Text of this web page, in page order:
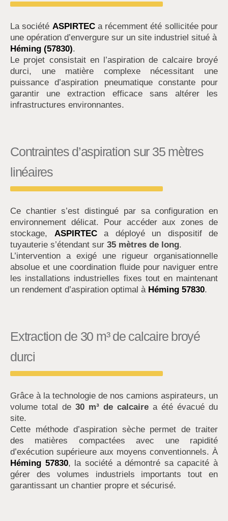
La société ASPIRTECa récemment été sollicitée pour
une opération d’envergure sur un site industriel situé à
Héming (57830).
Le projet consistait en l’aspiration de calcaire broyé
durci, une matière complexe nécessitant une
puissance d’aspiration pneumatique constante pour
garantir une extraction efficace sans altérer les
infrastructures environnantes.
Contraintes d’aspiration sur 35 mètres
linéaires
Ce chantier s’est distingué par sa configuration en
environnement délicat. Pour accéder aux zones de
stockage, ASPIRTECa déployé un dispositif de
tuyauterie s’étendant sur 35 mètres de long.
L’intervention a exigé une rigueur organisationnelle
absolue et une coordination fluide pour naviguer entre
les installations industrielles fixes tout en maintenant
un rendement d’aspiration optimal à Héming 57830.
Extraction de 30 m³ de calcaire broyé
durci
Grâce à la technologie de nos camions aspirateurs, un
volume total de 30 m³ de calcaire a été évacué du
site.
Cette méthode d’aspiration sèche permet de traiter
des matières compactées avec une rapidité
d’exécution supérieure aux moyens conventionnels. À
Héming 57830, la société a démontré sa capacité à
gérer des volumes industriels importants tout en
garantissant un chantier propre et sécurisé.